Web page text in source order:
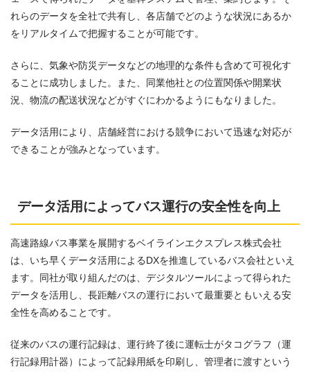
れらのデータを全社で共有し、各店舗でどのような状況にあるか
をリアルタイムで把握することが可能です。
さらに、気象や防災データなどの地理的な条件も含めて可視化す
ることに成功しました。また、同業他社との位置関係や開業状
況、物流の配送状況などがすぐにわかるようにもなりました。
データ活用により、店舗経営における競争において迅速な対応が
できることが強みとなっています。
データ活用によってバス運行の安全性を向上
高速路線バス事業を展開するベイラインエクスプレス株式会社
は、いち早くデータ活用によるDXを推進しているバス会社といえ
ます。同社が取り組んだのは、デジタルツールによって得られた
データを活用し、長距離バスの運行において最重要ともいえる安
全性を高めることです。
従来のバスの運行記録は、運行終了後に運転士がタコグラフ（運
行記録用計器）によって記録用紙を印刷し、管理者に渡すという